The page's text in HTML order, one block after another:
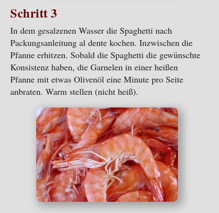
Schritt 3
In dem gesalzenen Wasser die Spaghetti nach
Packungsanleitung al dente kochen. Inzwischen die
Pfanne erhitzen. Sobald die Spaghetti die gewünschte
Konsistenz haben, die Garnelen in einer heißen
Pfanne mit etwas Olivenöl eine Minute pro Seite
anbraten. Warm stellen (nicht heiß).